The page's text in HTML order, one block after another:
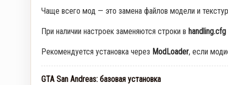
Чаще всего мод — это замена файлов модели и
При наличии настроек заменяются строки в handling.cfg
Рекомендуется установка через ModLoader, если
GTA San Andreas: базовая установка